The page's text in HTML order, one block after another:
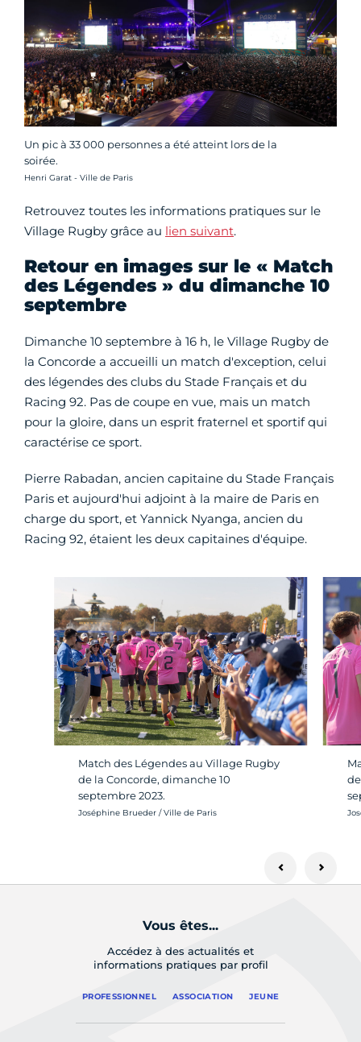
Un pic à 33 000 personnes a été atteint lors de la
soirée.
Crédit photo :
Henri Garat - Ville de Paris
Retrouvez toutes les informations pratiques sur le
Village Rugby grâce au lien suivant.
Retour en images sur le « Match
des Légendes » du dimanche 10
septembre
Dimanche 10 septembre à 16 h, le Village Rugby de
la Concorde a accueilli un match d'exception, celui
des légendes des clubs du Stade Français et du
Racing 92. Pas de coupe en vue, mais un match
pour la gloire, dans un esprit fraternel et sportif qui
caractérise ce sport.
Pierre Rabadan, ancien capitaine du Stade Français
Paris et aujourd'hui adjoint à la maire de Paris en
charge du sport, et Yannick Nyanga, ancien du
Racing 92, étaient les deux capitaines d'équipe.
Match des Légendes au Village Rugby
de la Concorde, dimanche 10
septembre 2023.
Crédit photo :
Joséphine Brueder / Ville de Paris
Vous êtes...
Accédez à des actualités et
informations pratiques par profil
PROFESSIONNEL ASSOCIATION JEUNE